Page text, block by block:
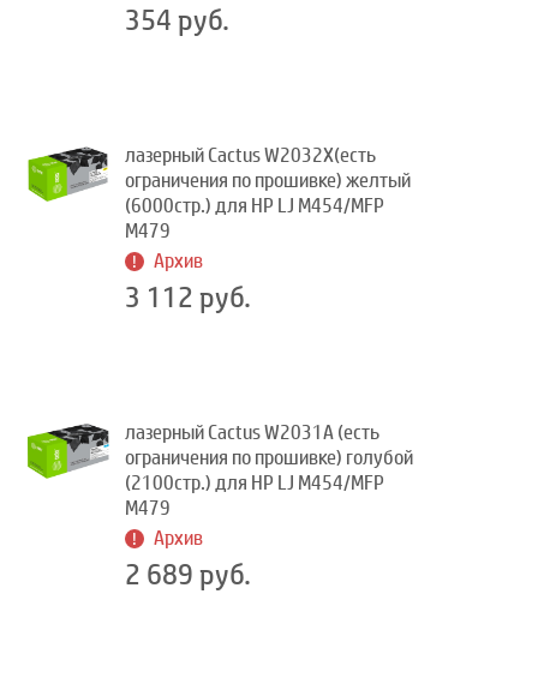
354 руб.
лазерный Cactus W2032X(есть
ограничения по прошивке) желтый
(6000стр.) для HP LJ M454/MFP
M479
Архив
3 112 руб.
лазерный Cactus W2031A (есть
ограничения по прошивке) голубой
(2100стр.) для HP LJ M454/MFP
M479
Архив
2 689 руб.